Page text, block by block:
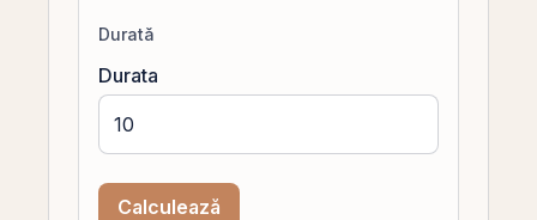
Durată
Durata
Calculează